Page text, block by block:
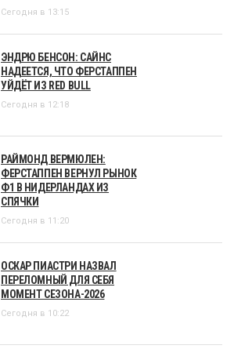
Сегодня в 13:15
ЭНДРЮ БЕНСОН: САЙНС
НАДЕЕТСЯ, ЧТО ФЕРСТАППЕН
УЙДЁТ ИЗ RED BULL
Сегодня в 12:18
РАЙМОНД ВЕРМЮЛЕН:
ФЕРСТАППЕН ВЕРНУЛ РЫНОК
Ф1 В НИДЕРЛАНДАХ ИЗ
СПЯЧКИ
Сегодня в 11:20
ОСКАР ПИАСТРИ НАЗВАЛ
ПЕРЕЛОМНЫЙ ДЛЯ СЕБЯ
МОМЕНТ СЕЗОНА-2026
Сегодня в 10:22